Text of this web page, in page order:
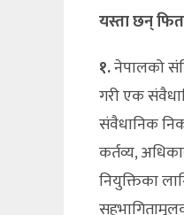
यस्ता छन्
१.नेपालको
गरी एक
संवैधानिक
कर्तव्य,
नियुक्तिका